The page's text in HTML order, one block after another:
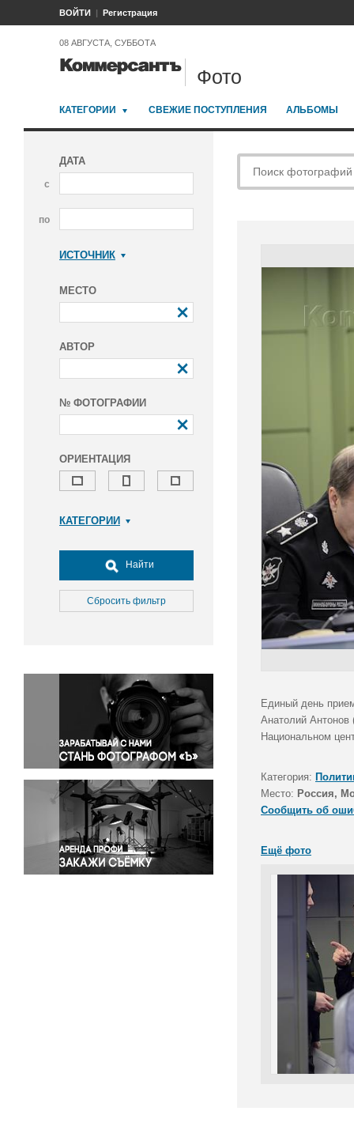
ВОЙТИ Регистрация
08 АВГУСТА, СУББОТА
Фото
КАТЕГОРИИ СВЕЖИЕ ПОСТУПЛЕНИЯ АЛЬБОМЫ
ДАТА
с
по
ИСТОЧНИК
МЕСТО
АВТОР
№ ФОТОГРАФИИ
ОРИЕНТАЦИЯ
КАТЕГОРИИ
Досуг, туризм и отдых
Культура
Медицина
Окружающая среда
Политика
Правосудие
Происшествия и конфликты
Религия
Светская жизнь
Спорт
Экология
Экономика и бизнес
Найти
Сбросить фильтр
Единый день
Анатолий Антонов
Национальном
Категория:
Место: Россия,
Сообщить об
Ещё фото